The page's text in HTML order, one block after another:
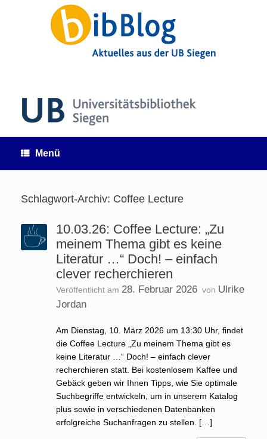
Menü
Schlagwort-Archiv: Coffee Lecture
10.03.26: Coffee Lecture: „Zu
meinem Thema gibt es keine
Literatur …“ Doch! – einfach
clever recherchieren
Veröffentlicht am 28. Februar 2026 von Ulrike
Jordan
Am Dienstag, 10. März 2026 um 13:30 Uhr, findet
die Coffee Lecture „Zu meinem Thema gibt es
keine Literatur …“ Doch! – einfach clever
recherchieren statt. Bei kostenlosem Kaffee und
Gebäck geben wir Ihnen Tipps, wie Sie optimale
Suchbegriffe entwickeln, um in unserem Katalog
plus sowie in verschiedenen Datenbanken
erfolgreiche Suchanfragen zu stellen. […]